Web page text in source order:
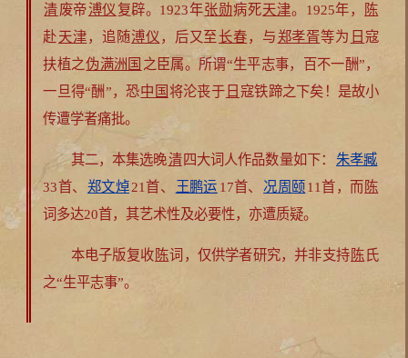
清废帝溥仪 复辟。1923年张勋病死天津。1925年，
陈
赴天津，追随溥仪 ，后又至 长春，与郑孝胥等为 日 寇
扶植之伪满洲国 之臣属。所谓“生平志事，百不一酬”，
一旦得“酬”，恐中国 将沦丧于 日 寇铁蹄之下矣！是故小
传遭学者痛批。
其二，本集选晚清四大词人作品数量如下：
朱孝臧
33首、
郑文焯21首、 王鹏运 17首、 况周颐11首，而 陈
词多达20首，其艺术性及必要性，亦遭质疑。
本电子版复收 陈词，仅供学者研究，并非支持 陈 氏
之“生平志事”。